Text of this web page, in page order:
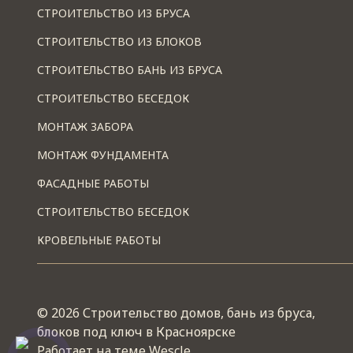
СТРОИТЕЛЬСТВО ИЗ БРУСА
СТРОИТЕЛЬСТВО ИЗ БЛОКОВ
СТРОИТЕЛЬСТВО БАНЬ ИЗ БРУСА
СТРОИТЕЛЬСТВО БЕСЕДОК
МОНТАЖ ЗАБОРА
МОНТАЖ ФУНДАМЕНТА
ФАСАДНЫЕ РАБОТЫ
СТРОИТЕЛЬСТВО БЕСЕДОК
КРОВЕЛЬНЫЕ РАБОТЫ
© 2026 Строительство домов, бань из бруса,
блоков под ключ в Красноярске